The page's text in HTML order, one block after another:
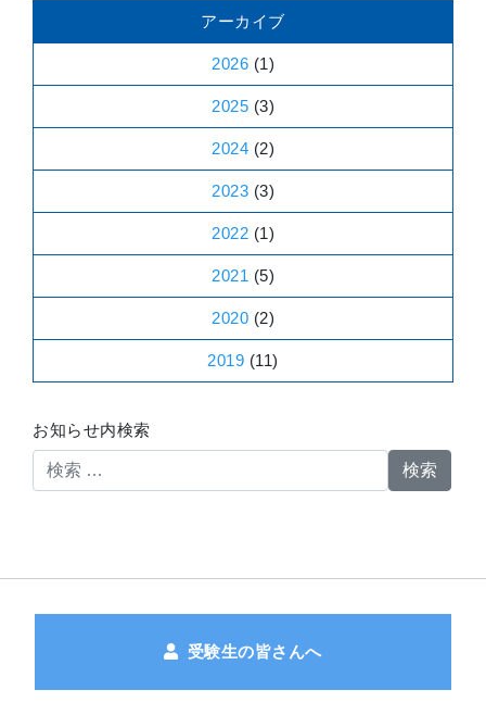
アーカイブ
2026 (1)
2025 (3)
2024 (2)
2023 (3)
2022 (1)
2021 (5)
2020 (2)
2019 (11)
お知らせ内検索
検索
受験生の皆さんへ